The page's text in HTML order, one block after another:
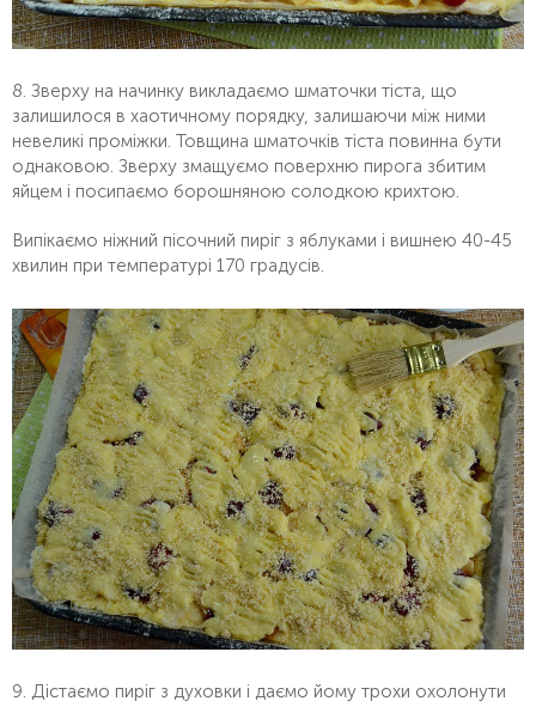
8. Зверху на начинку викладаємо шматочки тіста, що
залишилося в хаотичному порядку, залишаючи між ними
невеликі проміжки. Товщина шматочків тіста повинна бути
однаковою. Зверху змащуємо поверхню пирога збитим
яйцем і посипаємо борошняною солодкою крихтою.
Випікаємо ніжний пісочний пиріг з яблуками і вишнею 40-45
хвилин при температурі 170 градусів.
9. Дістаємо пиріг з духовки і даємо йому трохи охолонути